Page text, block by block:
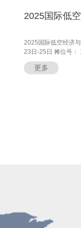
2025国际低
2025国际低空经济
23日-25日 摊位号：
更多